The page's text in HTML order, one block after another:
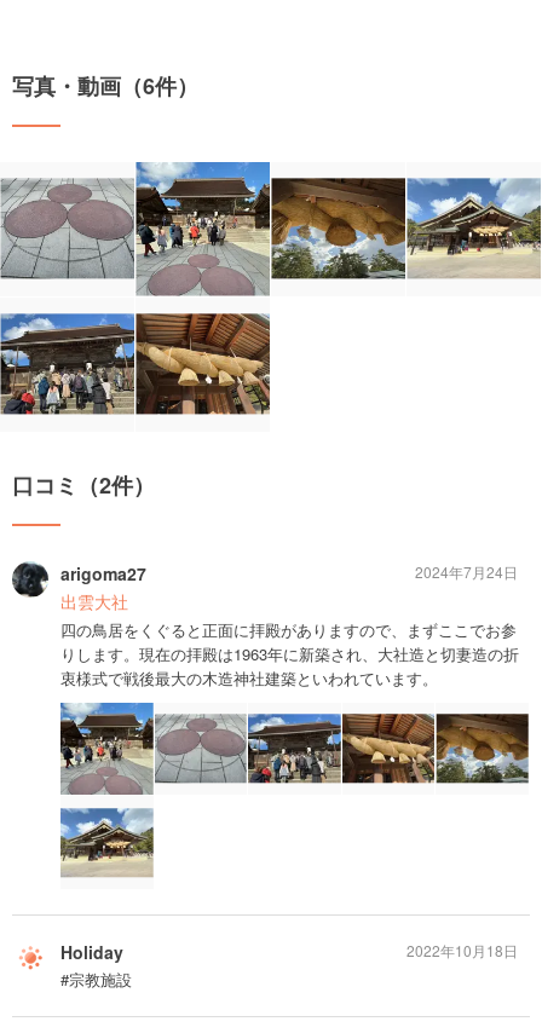
写真・動画（6件）
口コミ（2件）
arigoma27
出雲大社
四の鳥居をくぐると正面に拝殿がありますので、まずここでお参
りします。現在の拝殿は1963年に新築され、大社造と切妻造の折
衷様式で戦後最大の木造神社建築といわれています。
2024年7月24日
Holiday
#宗教施設
2022年10月18日